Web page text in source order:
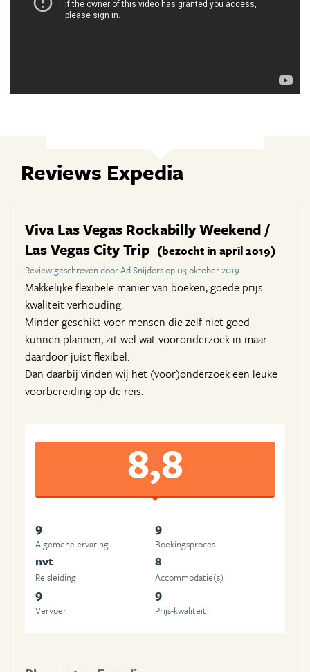
Reviews Expedia
Viva Las Vegas Rockabilly Weekend /
Las Vegas City Trip (bezocht in april 2019)
Review geschreven door Ad Snijders op 03 oktober 2019
Makkelijke flexibele manier van boeken, goede prijs
kwaliteit verhouding.
Minder geschikt voor mensen die zelf niet goed
kunnen plannen, zit wel wat vooronderzoek in maar
daardoor juist flexibel.
Dan daarbij vinden wij het (voor)onderzoek een leuke
voorbereiding op de reis.
8,8
9
Algemene ervaring
9
Boekingsproces
nvt
Reisleiding
8
Accommodatie(s)
9
Vervoer
9
Prijs-kwaliteit